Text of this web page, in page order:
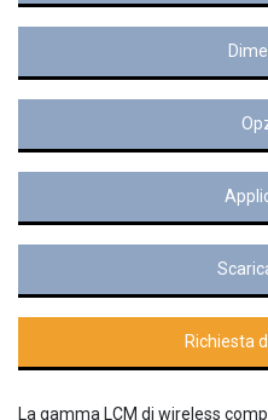
Richiesta
La gamma LCM di wireless